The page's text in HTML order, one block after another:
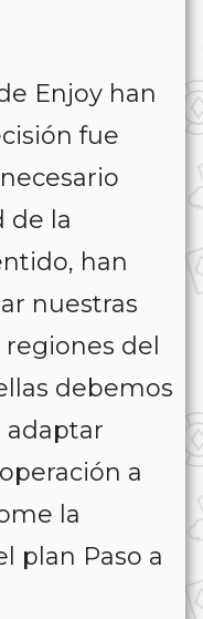
Enjoy han
fue
de la
han
nuestras
del
debemos
adaptar
a
la
plan Paso a